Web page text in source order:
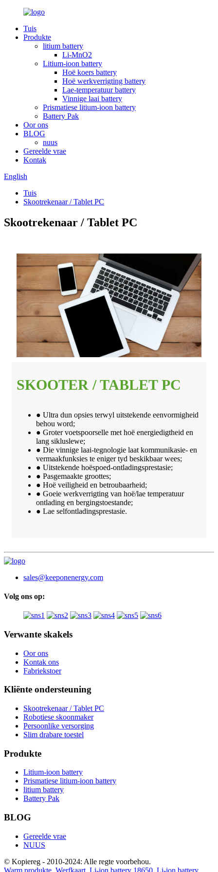
Tuis
Produkte
litium battery
Li-MnO2
Litium-ioon battery
Hoë koers battery
Hoë werkverrigting battery
Lae-temperatuur battery
Vinnige laai battery
Prismatiese litium-ioon battery
Battery Pak
Oor ons
BLOG
nuus
Gereelde vrae
Kontak
English
Tuis
Skootrekenaar / Tablet PC
Skootrekenaar / Tablet PC
SKOOTER / TABLET PC
● Ultra dun opsies terwyl uitstekende eenvormigheid
behou word;
● Groter voetspoorselle met hoë energiedigtheid en
lang sikluslewe;
● Die vinnige laai-tegnologie laat kommunikasie- en
vermaakfunksies te eniger tyd beskikbaar wees;
● Uitstekende hoëspoed-ontladingsprestasie;
● Pasgemaakte groottes;
● Hoë veiligheid en betroubaarheid;
● Goeie werkverrigting van hoë/lae temperatuur
ontlading en bergingstoestande;
● Lae selfontladingsprestasie.
sales@keeponenergy.com
Volg ons op:
Verwante skakels
Oor ons
Kontak ons
Fabriekstoer
Kliënte ondersteuning
Skootrekenaar / Tablet PC
Robotiese skoonmaker
Persoonlike versorging
Slim drabare toestel
Produkte
Litium-ioon battery
Prismatiese litium-ioon battery
litium battery
Battery Pak
BLOG
Gereelde vrae
NUUS
© Kopiereg - 2010-2024: Alle regte voorbehou.
Warm produkte Werfkaart Li-ion battery 18650 Li-ion battery